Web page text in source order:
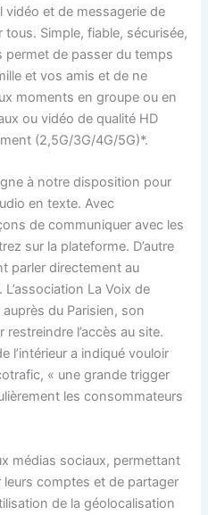
vidéo et de messagerie de
tous. Simple, fiable, sécurisée,
permet de passer du temps
et vos amis et de ne
moments en groupe ou en
ou vidéo de qualité HD
(2,5G/3G/4G/5G)*.
à notre disposition pour
en texte. Avec
de communiquer avec les
sur la plateforme. D’autre
parler directement au
La Voix de
du Parisien, son
restreindre l’accès au site.
l’intérieur a indiqué vouloir
« une grande trigger
les consommateurs
médias sociaux, permettant
comptes et de partager
de la géolocalisation